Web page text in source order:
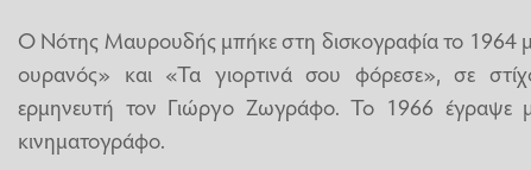
Ο Νότης Μαυρουδής μπήκε στη δισκογραφία το 1964
ουρανός» και «Τα γιορτινά σου φόρεσε», σε
ερμηνευτή τον Γιώργο Ζωγράφο. Το 1966 έγραψε
κινηματογράφο.